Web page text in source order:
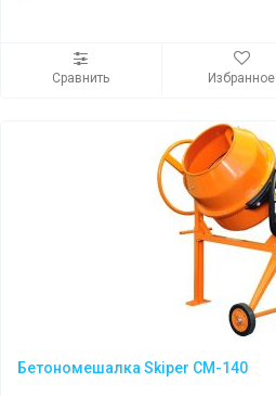
Сравнить Избранное
Бетономешалка Skiper CM-140